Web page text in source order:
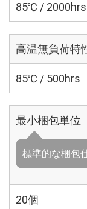
85℃ /
高温無負荷特
85℃ / 500hrs
最小梱包単位
標準的な梱包
20個